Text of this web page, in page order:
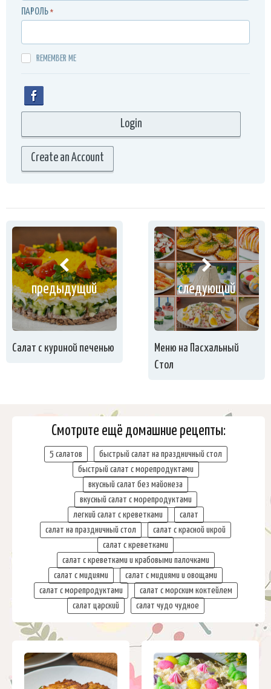
ПАРОЛЬ *
REMEMBER ME
Create an Account
предыдущий
Салат с куриной печенью
следующий
Меню на Пасхальный
Стол
Смотрите ещё домашние рецепты:
5 салатов
быстрый салат на праздничный стол
быстрый салат с морепродуктами
вкусный салат без майонеза
вкусный салат с морепродуктами
легкий салат с креветками
салат
салат на праздничный стол
салат с красной икрой
салат с креветками
салат с креветками и крабовыми палочками
салат с мидиями
салат с мидиями и овощами
салат с морепродуктами
салат с морским коктейлем
салат царский
салат чудо чудное